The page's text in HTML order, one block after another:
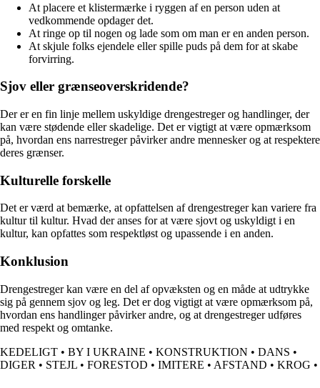
At placere et klistermærke i ryggen af en person uden at
vedkommende opdager det.
At ringe op til nogen og lade som om man er en anden person.
At skjule folks ejendele eller spille puds på dem for at skabe
forvirring.
Sjov eller grænseoverskridende?
Der er en fin linje mellem uskyldige drengestreger og handlinger, der
kan være stødende eller skadelige. Det er vigtigt at være opmærksom
på, hvordan ens narrestreger påvirker andre mennesker og at respektere
deres grænser.
Kulturelle forskelle
Det er værd at bemærke, at opfattelsen af drengestreger kan variere fra
kultur til kultur. Hvad der anses for at være sjovt og uskyldigt i en
kultur, kan opfattes som respektløst og upassende i en anden.
Konklusion
Drengestreger kan være en del af opvæksten og en måde at udtrykke
sig på gennem sjov og leg. Det er dog vigtigt at være opmærksom på,
hvordan ens handlinger påvirker andre, og at drengestreger udføres
med respekt og omtanke.
KEDELIGT • BY I UKRAINE • KONSTRUKTION • DANS •
DIGER • STEJL • FORESTOD • IMITERE • AFSTAND • KROG •